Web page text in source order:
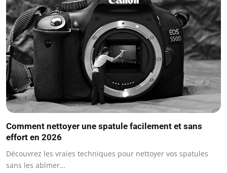
Comment nettoyer une spatule facilement et sans
effort en 2026
Découvrez les vraies techniques pour nettoyer vos spatules
sans les abîmer…